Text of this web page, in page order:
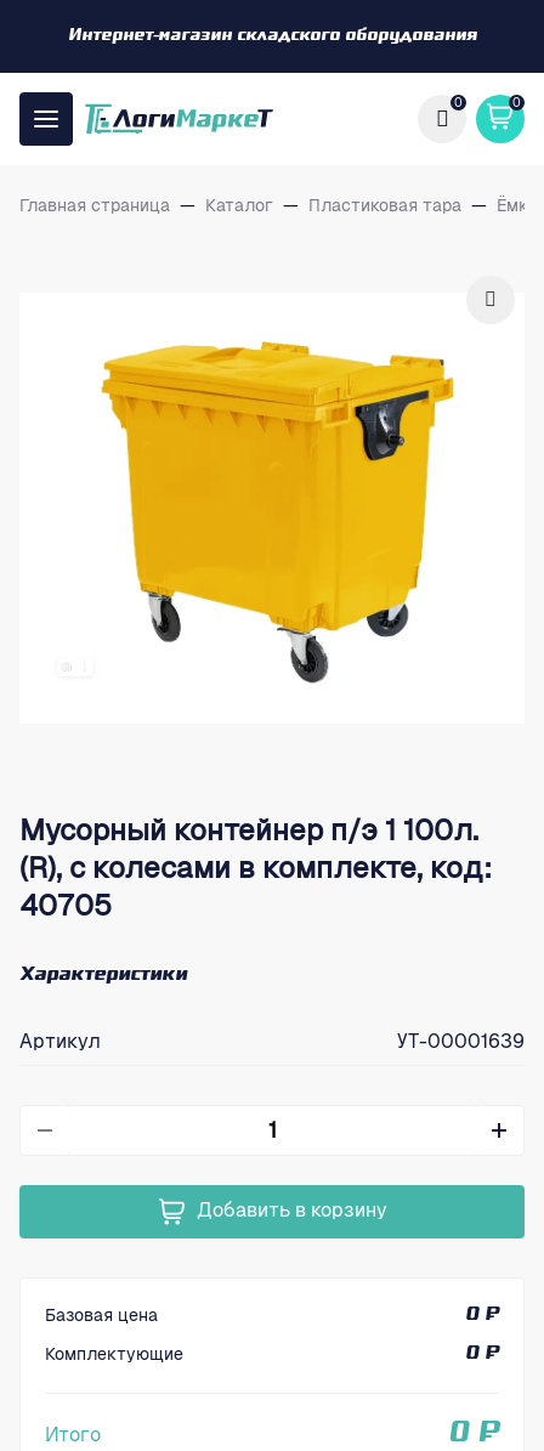
Интернет-магазин складского оборудования
0 0
Главная страница — Каталог — Пластиковая тара —
Мусорный контейнер п/э 1 100л.
(R), с колесами в комплекте, код:
40705
Характеристики
Артикул УТ-00001639
Добавить в корзину
Базовая цена
0 ₽
Комплектующие
0 ₽
Итого 0 ₽